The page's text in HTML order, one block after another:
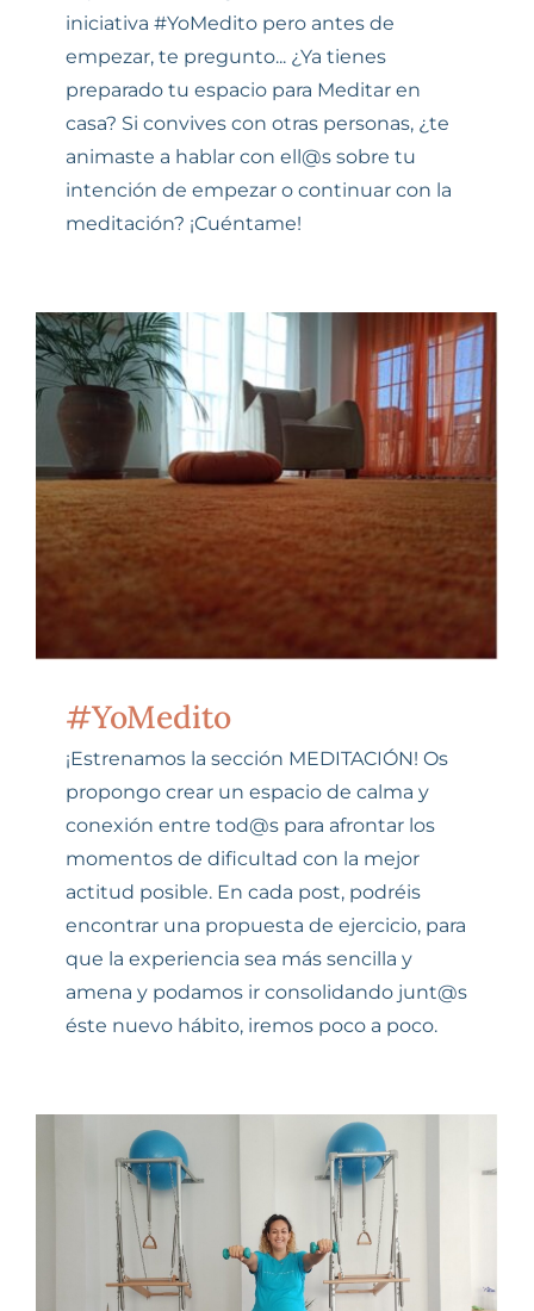
iniciativa #YoMedito pero antes de
empezar, te pregunto... ¿Ya tienes
preparado tu espacio para Meditar en
casa? Si convives con otras personas, ¿te
animaste a hablar con ell@s sobre tu
intención de empezar o continuar con la
meditación? ¡Cuéntame!
#YoMedito
¡Estrenamos la sección MEDITACIÓN! Os
propongo crear un espacio de calma y
conexión entre tod@s para afrontar los
momentos de dificultad con la mejor
actitud posible. En cada post, podréis
encontrar una propuesta de ejercicio, para
que la experiencia sea más sencilla y
amena y podamos ir consolidando junt@s
éste nuevo hábito, iremos poco a poco.